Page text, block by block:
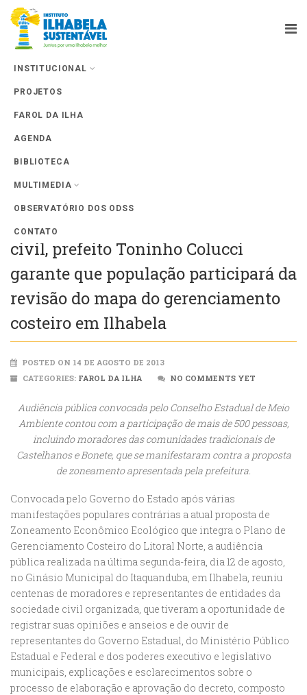
INSTITUCIONAL
PROJETOS
FAROL DA ILHA
AGENDA
BIBLIOTECA
MULTIMEDIA
OBSERVATÓRIO DOS ODSS
CONTATO
Atendendo ao apelo da sociedade
civil, prefeito Toninho Colucci
garante que população participará da
revisão do mapa do gerenciamento
costeiro em Ilhabela
POSTED ON 14 DE AGOSTO DE 2013
CATEGORIES: FAROL DA ILHA NO COMMENTS YET
Audiência pública convocada pelo Conselho Estadual de Meio
Ambiente contou com a participação de mais de 500 pessoas,
incluindo moradores das comunidades tradicionais de
Castelhanos e Bonete, que se manifestaram contra a proposta
de zoneamento apresentada pela prefeitura.
Convocada pelo Governo do Estado após várias
manifestações populares contrárias a atual proposta de
Zoneamento Econômico Ecológico que integra o Plano de
Gerenciamento Costeiro do Litoral Norte, a audiência
pública realizada na última segunda-feira, dia 12 de agosto,
no Ginásio Municipal do Itaquanduba, em Ilhabela, reuniu
centenas de moradores e representantes de entidades da
sociedade civil organizada, que tiveram a oportunidade de
registrar suas opiniões e anseios e de ouvir de
representantes do Governo Estadual, do Ministério Público
Estadual e Federal e dos poderes executivo e legislativo
municipais, explicações e esclarecimentos sobre o
processo de elaboração e aprovação do decreto, composto